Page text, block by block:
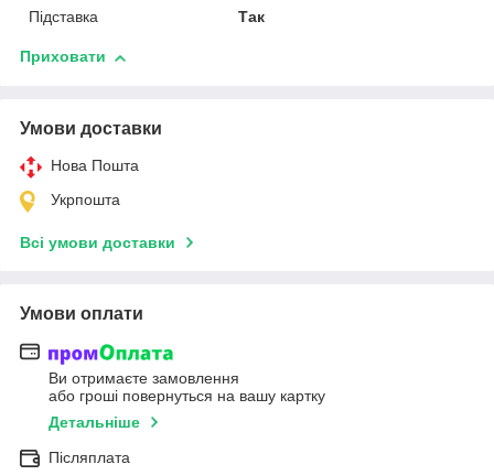
Підставка Так
Приховати
Умови доставки
Нова Пошта
Укрпошта
Всі умови доставки
Умови оплати
Ви отримаєте замовлення
або гроші повернуться на вашу картку
Детальніше
Післяплата